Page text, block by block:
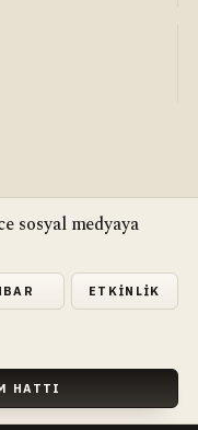
sosyal medyaya
ETKINLIK
HATTI